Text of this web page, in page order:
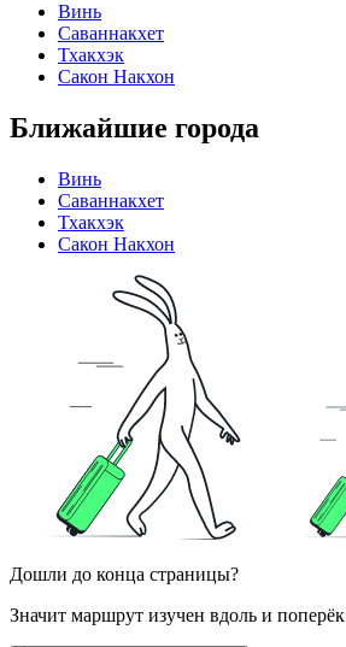
Винь
Саваннакхет
Тхакхэк
Сакон Накхон
Ближайшие города
Винь
Саваннакхет
Тхакхэк
Сакон Накхон
Дошли до конца страницы?
Значит маршрут изучен вдоль и поперёк